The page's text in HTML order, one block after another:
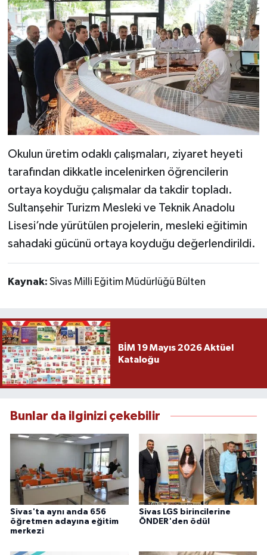
Okulun üretim odaklı çalışmaları, ziyaret heyeti
tarafından dikkatle incelenirken öğrencilerin
ortaya koyduğu çalışmalar da takdir topladı.
Sultanşehir Turizm Mesleki ve Teknik Anadolu
Lisesi’nde yürütülen projelerin, mesleki eğitimin
sahadaki gücünü ortaya koyduğu değerlendirildi.
Kaynak: Sivas Milli Eğitim Müdürlüğü Bülten
BİM 19 Mayıs 2026 Aktüel
Kataloğu
Bunlar da ilginizi çekebilir
Sivas'ta aynı anda 656
öğretmen adayına eğitim
merkezi
Sivas LGS birincilerine
ÖNDER'den ödül